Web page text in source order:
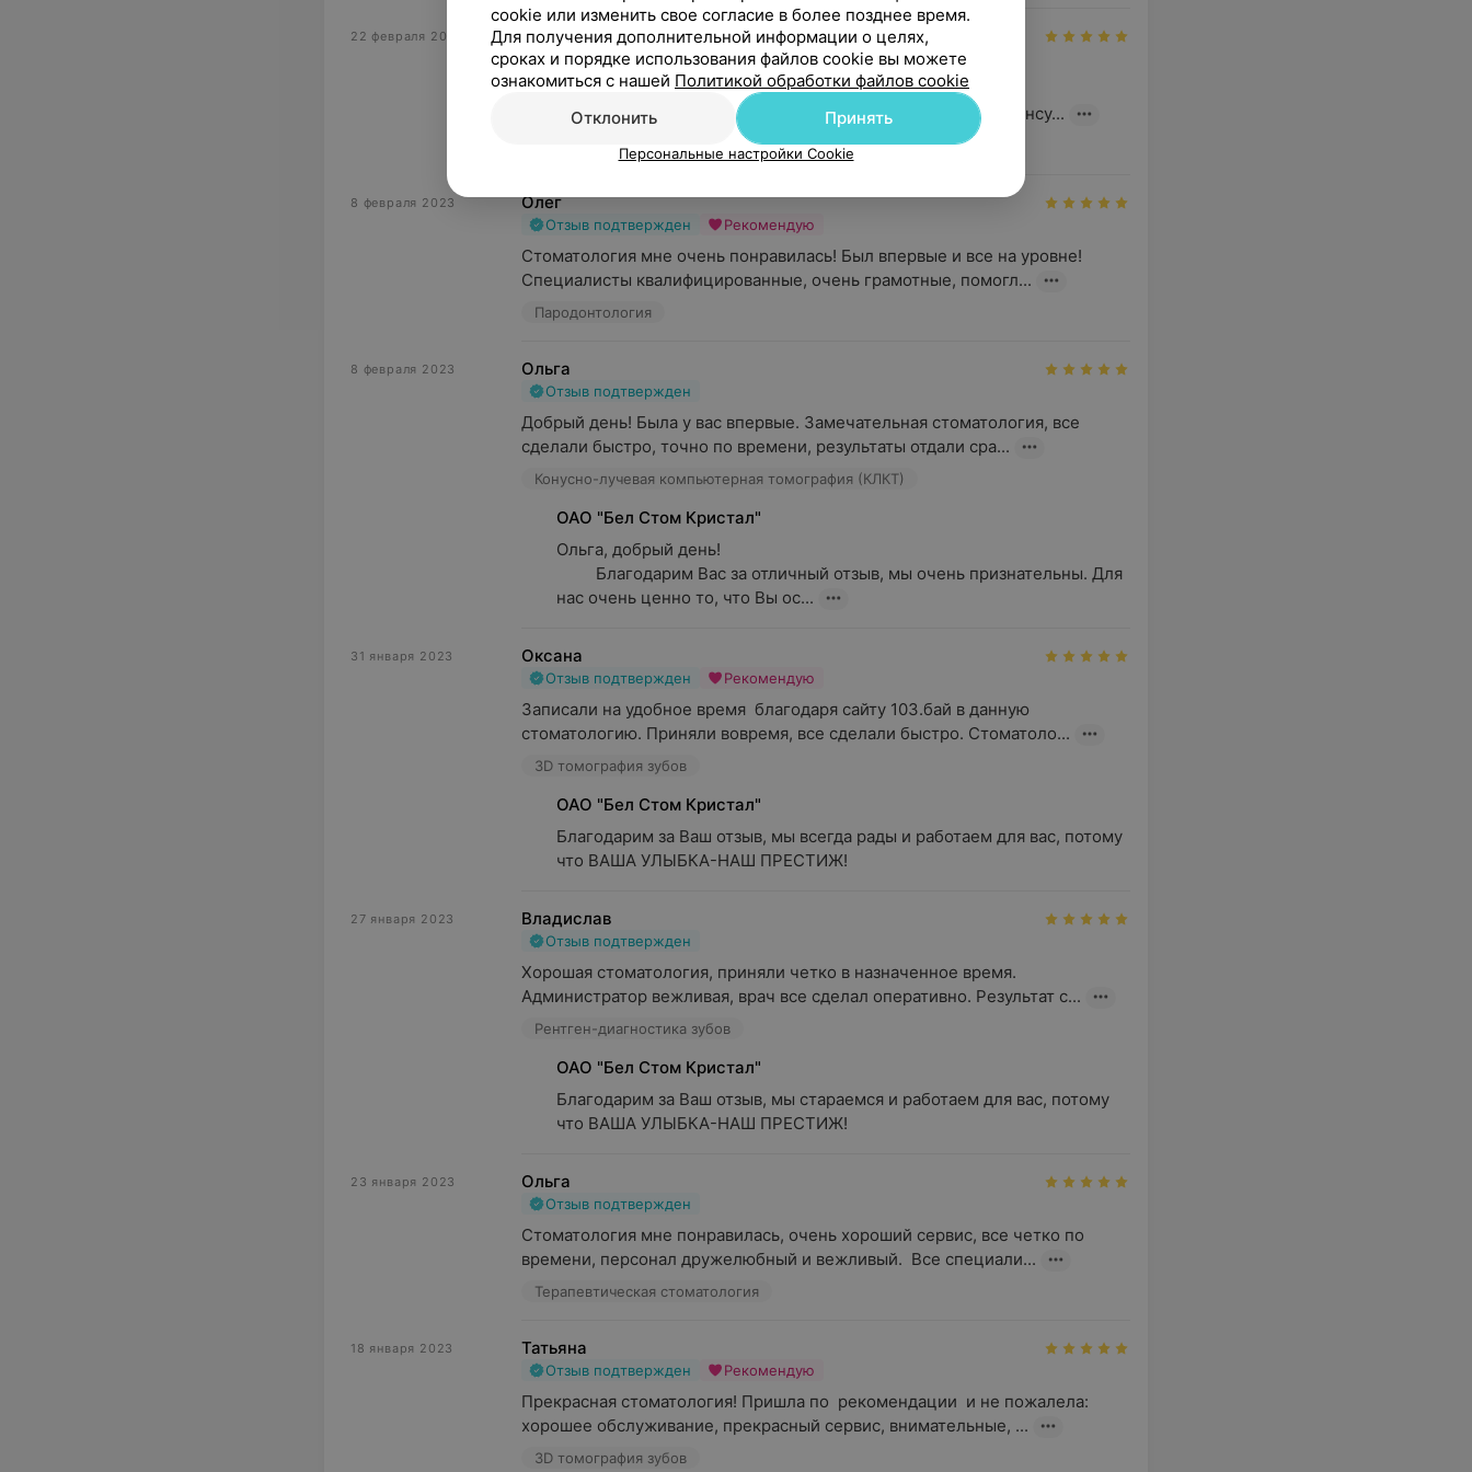
22 февраля 2023 Оксана
Отзыв подтвержден Рекомендую
По рекомендации очень хотела попасть к врачу Мороз, долго
записывалась , но все же получилось. Врач очень хорошая, консу...
Консультация врача
8 февраля 2023 Олег
Отзыв подтвержден Рекомендую
Стоматология мне очень понравилась! Был впервые и все на уровне!
Специалисты квалифицированные, очень грамотные, помогл...
Пародонтология
8 февраля 2023 Ольга
Отзыв подтвержден
Добрый день! Была у вас впервые. Замечательная стоматология, все
сделали быстро, точно по времени, результаты отдали сра...
Конусно-лучевая компьютерная томография (КЛКТ)
ОАО "Бел Стом Кристал"
Ольга, добрый день!
нас очень ценно то, что Вы ос...
31 января 2023 Оксана
Отзыв подтвержден Рекомендую
Записали на удобное время  благодаря сайту 103.бай в данную
стоматологию. Приняли вовремя, все сделали быстро. Стоматоло...
3D томография зубов
ОАО "Бел Стом Кристал"
Благодарим за Ваш отзыв, мы всегда рады и работаем для вас, потому
что ВАША УЛЫБКА-НАШ ПРЕСТИЖ!
27 января 2023 Владислав
Отзыв подтвержден
Хорошая стоматология, приняли четко в назначенное время.
Администратор вежливая, врач все сделал оперативно. Результат с...
Рентген-диагностика зубов
ОАО "Бел Стом Кристал"
Благодарим за Ваш отзыв, мы стараемся и работаем для вас, потому
что ВАША УЛЫБКА-НАШ ПРЕСТИЖ!
23 января 2023 Ольга
Отзыв подтвержден
Стоматология мне понравилась, очень хороший сервис, все четко по
времени, персонал дружелюбный и вежливый.  Все специали...
Терапевтическая стоматология
18 января 2023 Татьяна
Отзыв подтвержден Рекомендую
Прекрасная стоматология! Пришла по  рекомендации  и не пожалела:
хорошее обслуживание, прекрасный сервис, внимательные, ...
3D томография зубов
cookie или изменить свое согласие в более позднее время.
Для получения дополнительной информации о целях,
сроках и порядке использования файлов cookie вы можете
ознакомиться с нашей Политикой обработки файлов cookie
Отклонить
Принять
Персональные настройки Cookie